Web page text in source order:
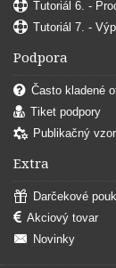
Tutoriál 6. -
Tutoriál 7. -
Podpora
Často kladené
Tiket podpory
Publikačný vzor
Extra
Darčekové
Akciový tovar
Novinky